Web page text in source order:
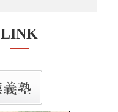
LINK